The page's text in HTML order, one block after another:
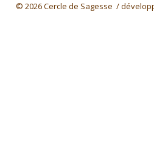
© 2026 Cercle de Sagesse /